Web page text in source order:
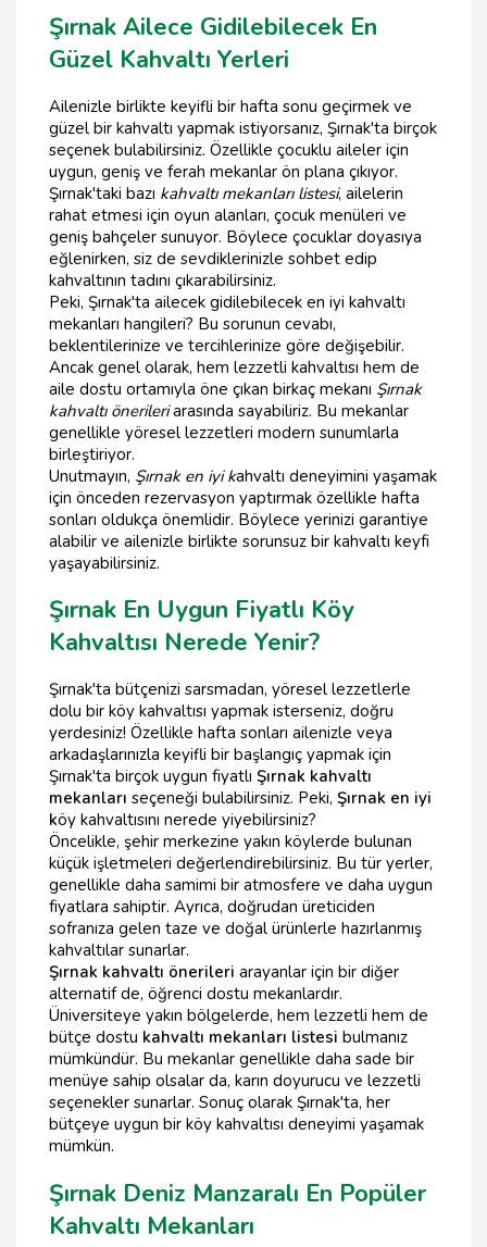
Şırnak Ailece Gidilebilecek En
Güzel Kahvaltı Yerleri
Ailenizle birlikte keyifli bir hafta sonu geçirmek ve
güzel bir kahvaltı yapmak istiyorsanız, Şırnak'ta birçok
seçenek bulabilirsiniz. Özellikle çocuklu aileler için
uygun, geniş ve ferah mekanlar ön plana çıkıyor.
Şırnak'taki bazı kahvaltı mekanları listesi, ailelerin
rahat etmesi için oyun alanları, çocuk menüleri ve
geniş bahçeler sunuyor. Böylece çocuklar doyasıya
eğlenirken, siz de sevdiklerinizle sohbet edip
kahvaltının tadını çıkarabilirsiniz.
Peki, Şırnak'ta ailecek gidilebilecek en iyi kahvaltı
mekanları hangileri? Bu sorunun cevabı,
beklentilerinize ve tercihlerinize göre değişebilir.
Ancak genel olarak, hem lezzetli kahvaltısı hem de
aile dostu ortamıyla öne çıkan birkaç mekanı Şırnak
kahvaltı önerileriarasında sayabiliriz. Bu mekanlar
genellikle yöresel lezzetleri modern sunumlarla
birleştiriyor.
Unutmayın, Şırnak en iyi kahvaltı deneyimini yaşamak
için önceden rezervasyon yaptırmak özellikle hafta
sonları oldukça önemlidir. Böylece yerinizi garantiye
alabilir ve ailenizle birlikte sorunsuz bir kahvaltı keyfi
yaşayabilirsiniz.
Şırnak En Uygun Fiyatlı Köy
Kahvaltısı Nerede Yenir?
Şırnak'ta bütçenizi sarsmadan, yöresel lezzetlerle
dolu bir köy kahvaltısı yapmak isterseniz, doğru
yerdesiniz! Özellikle hafta sonları ailenizle veya
arkadaşlarınızla keyifli bir başlangıç yapmak için
Şırnak'ta birçok uygun fiyatlı Şırnak kahvaltı
mekanları seçeneği bulabilirsiniz. Peki, Şırnak en iyi
köy kahvaltısını nerede yiyebilirsiniz?
Öncelikle, şehir merkezine yakın köylerde bulunan
küçük işletmeleri değerlendirebilirsiniz. Bu tür yerler,
genellikle daha samimi bir atmosfere ve daha uygun
fiyatlara sahiptir. Ayrıca, doğrudan üreticiden
sofranıza gelen taze ve doğal ürünlerle hazırlanmış
kahvaltılar sunarlar.
Şırnak kahvaltı önerileri arayanlar için bir diğer
alternatif de, öğrenci dostu mekanlardır.
Üniversiteye yakın bölgelerde, hem lezzetli hem de
bütçe dostu kahvaltı mekanları listesi bulmanız
mümkündür. Bu mekanlar genellikle daha sade bir
menüye sahip olsalar da, karın doyurucu ve lezzetli
seçenekler sunarlar. Sonuç olarak Şırnak'ta, her
bütçeye uygun bir köy kahvaltısı deneyimi yaşamak
mümkün.
Şırnak Deniz Manzaralı En Popüler
Kahvaltı Mekanları